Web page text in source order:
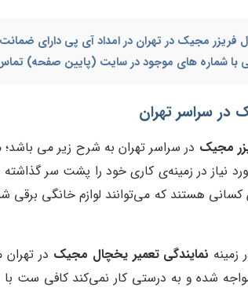
فریزر مجیک در تهران در امداد آی پی دارای ضمانت ۳ الی ۱۲ ماهه است.
با شماره های موجود در سایت (پایین صفحه)
در سراسر تهران
مجیک در سراسر تهران به شرح زیر می
در زمینه‌ی کاری خود را پشت سر گذاشته و
هستند که می‌توانند لوازم خانگی برقی
نمایندگی تعمیر یخچال مجیک در
شده و به درستی کار نمی‌کند کافی ست با